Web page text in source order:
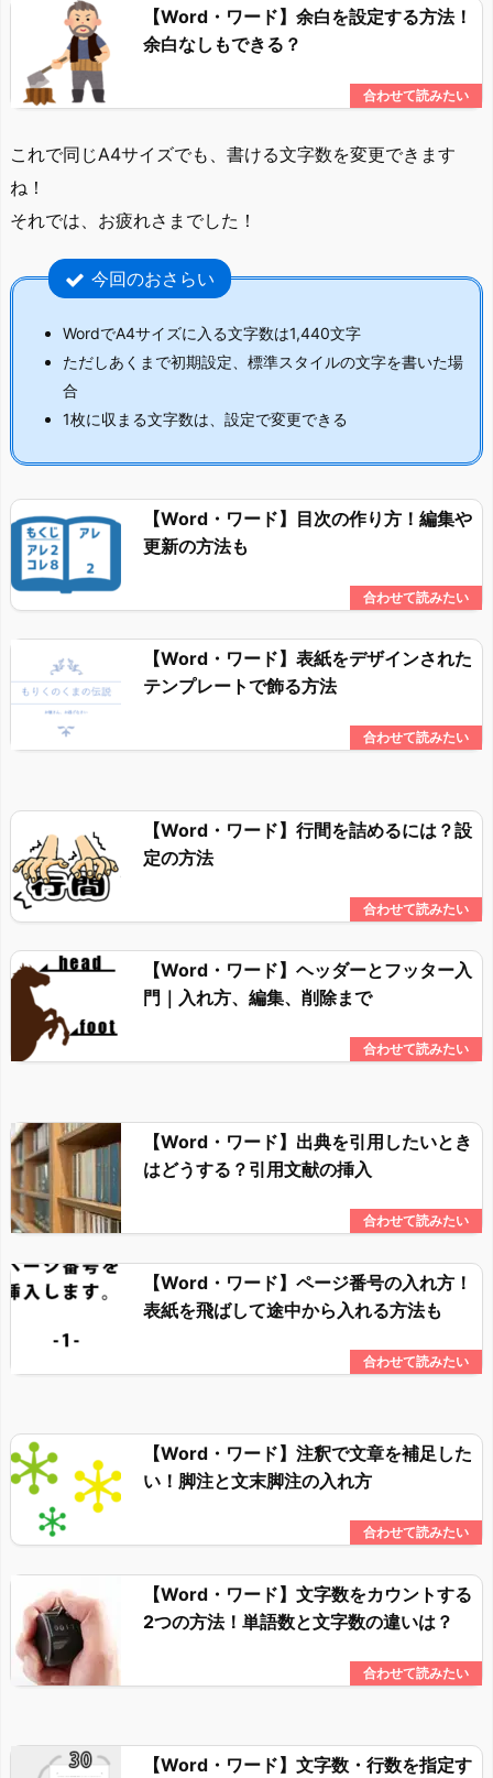
【Word・ワード】余白を設定する方法！
余白なしもできる？
これで同じA4サイズでも、書ける文字数を変更できます
ね！
それでは、お疲れさまでした！
今回のおさらい
WordでA4サイズに入る文字数は1,440文字
ただしあくまで初期設定、標準スタイルの文字を書いた場
合
1枚に収まる文字数は、設定で変更できる
【Word・ワード】目次の作り方！編集や
更新の方法も
【Word・ワード】表紙をデザインされた
テンプレートで飾る方法
【Word・ワード】行間を詰めるには？設
定の方法
【Word・ワード】ヘッダーとフッター入
門｜入れ方、編集、削除まで
【Word・ワード】出典を引用したいとき
はどうする？引用文献の挿入
【Word・ワード】ページ番号の入れ方！
表紙を飛ばして途中から入れる方法も
【Word・ワード】注釈で文章を補足した
い！脚注と文末脚注の入れ方
【Word・ワード】文字数をカウントする
2つの方法！単語数と文字数の違いは？
【Word・ワード】文字数・行数を指定す